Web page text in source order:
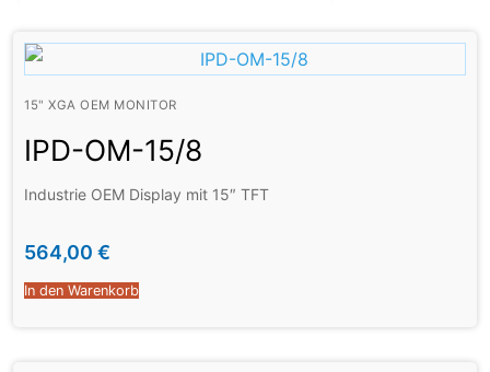
15" XGA OEM MONITOR
IPD-OM-15/8
Industrie OEM Display mit 15″ TFT
564,00 €
In den Warenkorb